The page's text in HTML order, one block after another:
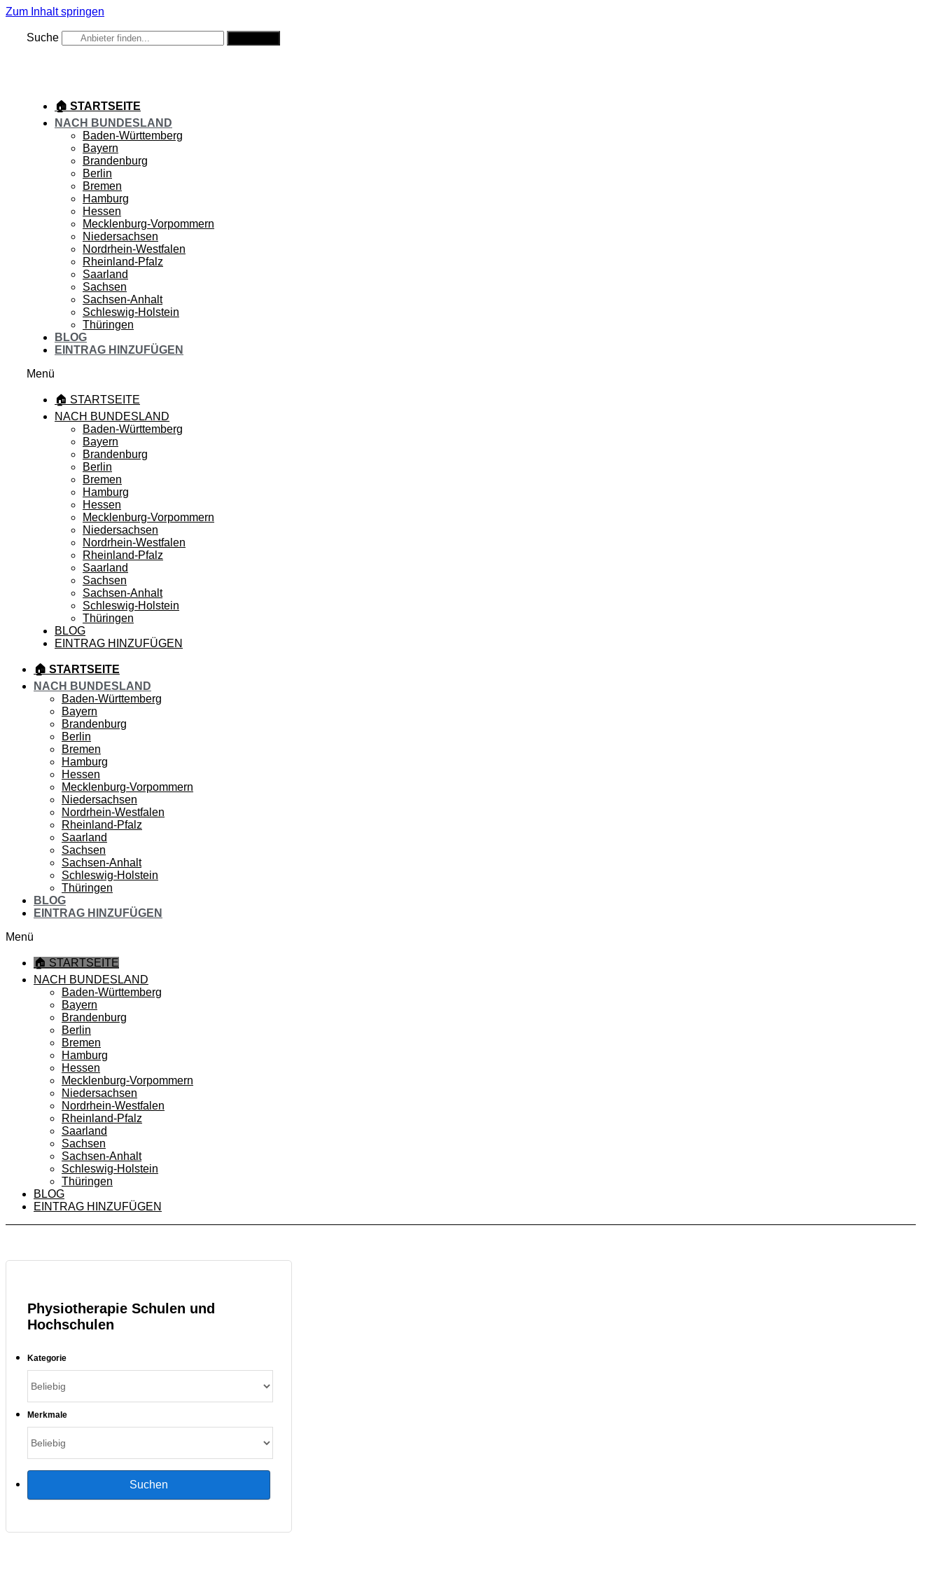
Zum Inhalt springen
Suche
🏠 STARTSEITE
NACH BUNDESLAND
Baden-Württemberg
Bayern
Brandenburg
Berlin
Bremen
Hamburg
Hessen
Mecklenburg-Vorpommern
Niedersachsen
Nordrhein-Westfalen
Rheinland-Pfalz
Saarland
Sachsen
Sachsen-Anhalt
Schleswig-Holstein
Thüringen
BLOG
EINTRAG HINZUFÜGEN
Menü
🏠 STARTSEITE
NACH BUNDESLAND
Baden-Württemberg
Bayern
Brandenburg
Berlin
Bremen
Hamburg
Hessen
Mecklenburg-Vorpommern
Niedersachsen
Nordrhein-Westfalen
Rheinland-Pfalz
Saarland
Sachsen
Sachsen-Anhalt
Schleswig-Holstein
Thüringen
BLOG
EINTRAG HINZUFÜGEN
🏠 STARTSEITE
NACH BUNDESLAND
Baden-Württemberg
Bayern
Brandenburg
Berlin
Bremen
Hamburg
Hessen
Mecklenburg-Vorpommern
Niedersachsen
Nordrhein-Westfalen
Rheinland-Pfalz
Saarland
Sachsen
Sachsen-Anhalt
Schleswig-Holstein
Thüringen
BLOG
EINTRAG HINZUFÜGEN
Menü
🏠 STARTSEITE
NACH BUNDESLAND
Baden-Württemberg
Bayern
Brandenburg
Berlin
Bremen
Hamburg
Hessen
Mecklenburg-Vorpommern
Niedersachsen
Nordrhein-Westfalen
Rheinland-Pfalz
Saarland
Sachsen
Sachsen-Anhalt
Schleswig-Holstein
Thüringen
BLOG
EINTRAG HINZUFÜGEN
Physiotherapie Schulen und
Hochschulen
Kategorie
Merkmale